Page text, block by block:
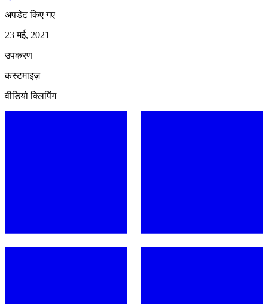
अपडेट किए गए
23 मई, 2021
उपकरण
कस्टमाइज़
वीडियो क्लिपिंग